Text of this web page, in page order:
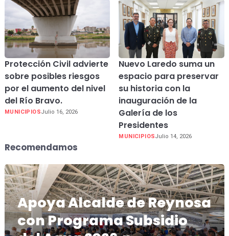
Protección Civil advierte
sobre posibles riesgos
por el aumento del nivel
del Río Bravo.
MUNICIPIOSJulio 16, 2026
Nuevo Laredo suma un
espacio para preservar
su historia con la
inauguración de la
Galería de los
Presidentes
MUNICIPIOSJulio 14, 2026
Recomendamos
Apoya Alcalde de Reynosa
con Programa Subsidio